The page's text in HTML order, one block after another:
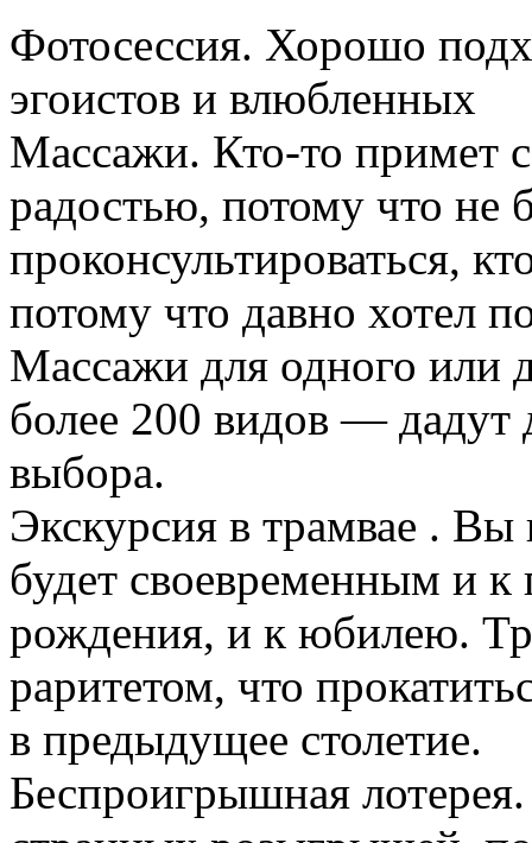
Фотосессия. Хорошо
эгоистов и влюбленных
Массажи. Кто-то примет
радостью, потому что не
проконсультироваться,
потому что давно хотел
Массажи для одного
более 200 видов — дадут
выбора.
Экскурсия в трамвае . Вы
будет своевременным и
рождения, и к юбилею.
раритетом, что
в предыдущее столетие.
Беспроигрышная